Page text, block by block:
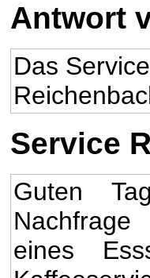
Antwort
Das
Service
Guten
eines